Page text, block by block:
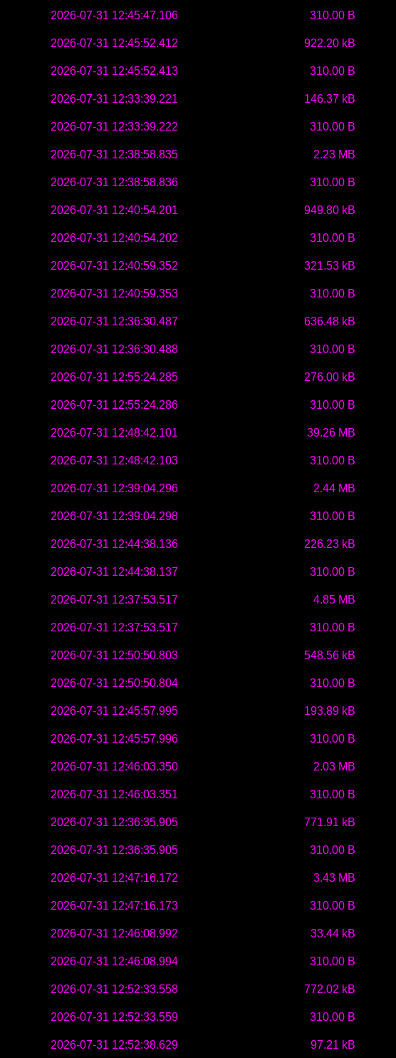
2026-07-31 12:45:47.106 310.00 B
2026-07-31 12:45:52.412 922.20 kB
2026-07-31 12:45:52.413 310.00 B
2026-07-31 12:33:39.221 146.37 kB
2026-07-31 12:33:39.222 310.00 B
2026-07-31 12:38:58.835 2.23 MB
2026-07-31 12:38:58.836 310.00 B
2026-07-31 12:40:54.201 949.80 kB
2026-07-31 12:40:54.202 310.00 B
2026-07-31 12:40:59.352 321.53 kB
2026-07-31 12:40:59.353 310.00 B
2026-07-31 12:36:30.487 636.48 kB
2026-07-31 12:36:30.488 310.00 B
2026-07-31 12:55:24.285 276.00 kB
2026-07-31 12:55:24.286 310.00 B
2026-07-31 12:48:42.101 39.26 MB
2026-07-31 12:48:42.103 310.00 B
2026-07-31 12:39:04.296 2.44 MB
2026-07-31 12:39:04.298 310.00 B
2026-07-31 12:44:38.136 226.23 kB
2026-07-31 12:44:38.137 310.00 B
2026-07-31 12:37:53.517 4.85 MB
2026-07-31 12:37:53.517 310.00 B
2026-07-31 12:50:50.803 548.56 kB
2026-07-31 12:50:50.804 310.00 B
2026-07-31 12:45:57.995 193.89 kB
2026-07-31 12:45:57.996 310.00 B
2026-07-31 12:46:03.350 2.03 MB
2026-07-31 12:46:03.351 310.00 B
2026-07-31 12:36:35.905 771.91 kB
2026-07-31 12:36:35.905 310.00 B
2026-07-31 12:47:16.172 3.43 MB
2026-07-31 12:47:16.173 310.00 B
2026-07-31 12:46:08.992 33.44 kB
2026-07-31 12:46:08.994 310.00 B
2026-07-31 12:52:33.558 772.02 kB
2026-07-31 12:52:33.559 310.00 B
2026-07-31 12:52:38.629 97.21 kB